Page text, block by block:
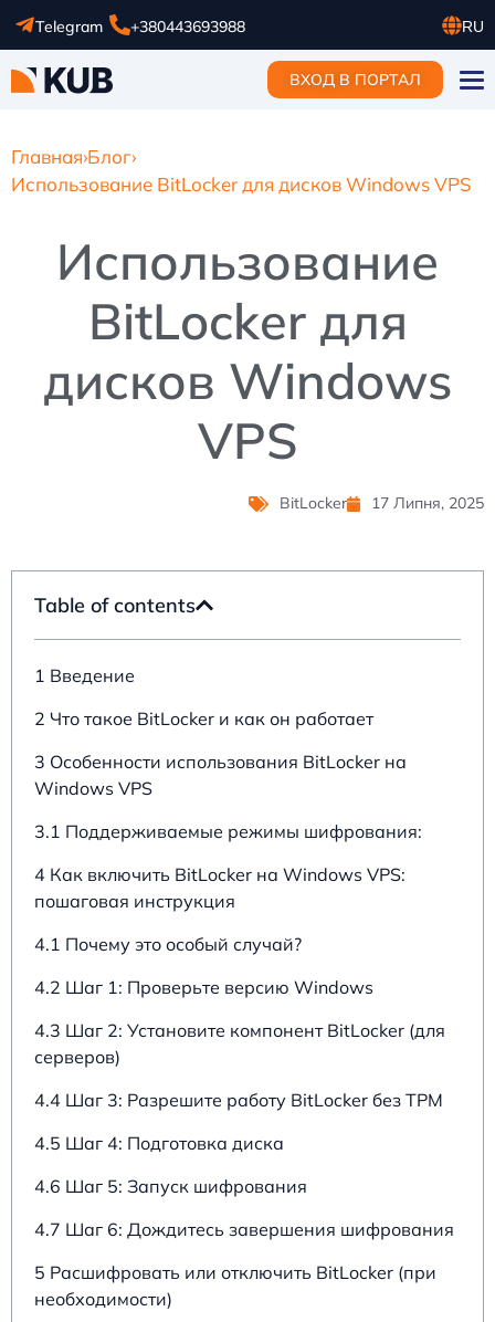
Telegram +380443693988
RU
UA
EN
ВХОД В ПОРТАЛ
Главная›Блог›
Использование BitLocker для дисков Windows VPS
Использование
BitLocker для
дисков Windows
VPS
BitLocker 17 Липня, 2025
Table of contents
1 Введение
2 Что такое BitLocker и как он работает
3 Особенности использования BitLocker на
Windows VPS
3.1 Поддерживаемые режимы шифрования:
4 Как включить BitLocker на Windows VPS:
пошаговая инструкция
4.1 Почему это особый случай?
4.2 Шаг 1: Проверьте версию Windows
4.3 Шаг 2: Установите компонент BitLocker (для
серверов)
4.4 Шаг 3: Разрешите работу BitLocker без TPM
4.5 Шаг 4: Подготовка диска
4.6 Шаг 5: Запуск шифрования
4.7 Шаг 6: Дождитесь завершения шифрования
5 Расшифровать или отключить BitLocker (при
необходимости)